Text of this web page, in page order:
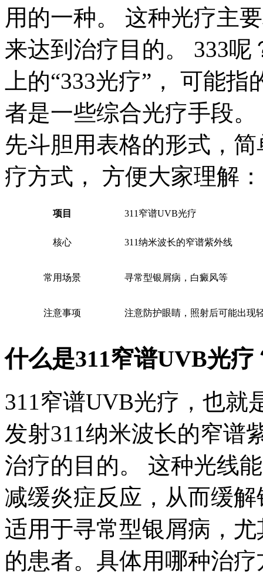
用的一种。 这种光疗主
来达到治疗目的。 333
上的“333光疗”， 可能
者是一些综合光疗手段
先斗胆用表格的形式，
疗方式， 方便大家理解：
项目 311窄谱UVB光疗
核心 311纳米波长的窄谱紫外线
常用场景 寻常型银屑病，白癜风等
注意事项 注意防护眼睛，照射后可能出现
什么是311窄谱UVB光疗
311窄谱UVB光疗，也就
发射311纳米波长的窄谱
治疗的目的。 这种光线
减缓炎症反应，从而缓
适用于寻常型银屑病，
的患者。具体用哪种治